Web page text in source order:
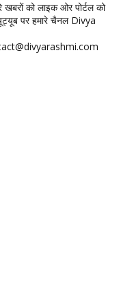
खबरों को लाइक ओर पोर्टल को
पर हमारे चैनल Divya